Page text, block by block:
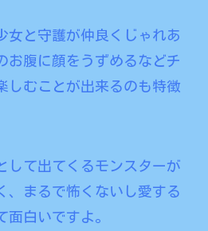
女と守護が仲良くじゃれあ
お腹に顔をうずめるなどチ
しむことが出来るのも特徴
して出てくるモンスターが
、まるで怖くないし愛する
面白いですよ。